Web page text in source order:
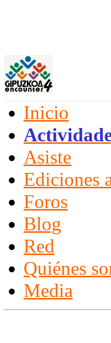
Inicio
Asiste
Ediciones
Foros
Blog
Red
Quiénes
Media